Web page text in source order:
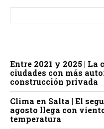
Entre 2021 y 2025 |
ciudades con más
construcción privada
Clima en Salta | El
agosto llega con
temperatura